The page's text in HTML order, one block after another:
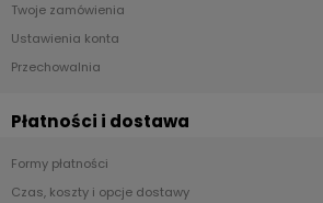
Twoje zamówienia
Ustawienia konta
Przechowalnia
Płatności i dostawa
Formy płatności
Czas, koszty i opcje dostawy